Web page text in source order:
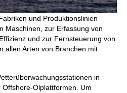
und Produktionslinien
Maschinen, zur Erfassung von
und zur Fernsteuerung von
allen Arten von Branchen mit
in
Ölplattformen. Um